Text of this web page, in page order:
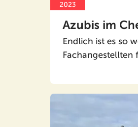
2023
Azubis im
Endlich ist es so
Fachangestellten